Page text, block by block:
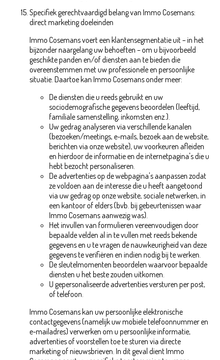
Specifiek gerechtvaardigd belang van Immo Cosemans:
direct marketing doeleinden
Immo Cosemans voert een klantensegmentatie uit – in het
bijzonder naargelang uw behoeften – om u bijvoorbeeld
geschikte panden en/of diensten aan te bieden die
overeenstemmen met uw professionele en persoonlijke
situatie. Daartoe kan Immo Cosemans onder meer:
De diensten die u reeds gebruikt en uw
sociodemografische gegevens beoordelen (leeftijd,
familiale samenstelling, inkomsten enz.).
Uw gedrag analyseren via verschillende kanalen
(bezoeken/meetings, e-mails, bezoek aan de website,
berichten via onze website), uw voorkeuren afleiden
en hierdoor de informatie en de internetpagina's die u
hebt bezocht personaliseren.
De advertenties op de webpagina's aanpassen zodat
ze voldoen aan de interesse die u heeft aangetoond
via uw gedrag op onze website, sociale netwerken, in
een kantoor of elders (bvb. bij gebeurtenissen waar
Immo Cosemans aanwezig was).
Het invullen van formulieren vereenvoudigen door
bepaalde velden al in te vullen met reeds bekende
gegevens en u te vragen de nauwkeurigheid van deze
gegevens te verifiëren en indien nodig bij te werken.
De sleutelmomenten beoordelen waarvoor bepaalde
diensten u het beste zouden uitkomen.
U gepersonaliseerde advertenties versturen per post,
of telefoon.
Immo Cosemans kan uw persoonlijke elektronische
contactgegevens (namelijk uw mobiele telefoonnummer en
e-mailadres) verwerken om u persoonlijke informatie,
advertenties of voorstellen toe te sturen via directe
marketing of nieuwsbrieven. In dit geval dient Immo